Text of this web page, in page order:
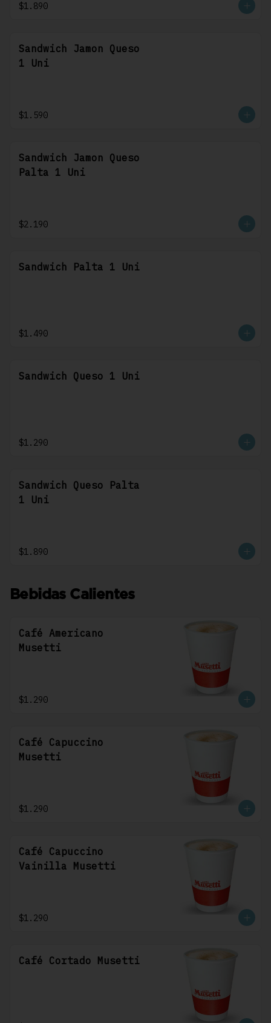
$1.890
Sandwich Jamon Queso
1 Uni
$1.590
Sandwich Jamon Queso
Palta 1 Uni
$2.190
Sandwich Palta 1 Uni
$1.490
Sandwich Queso 1 Uni
$1.290
Sandwich Queso Palta
1 Uni
$1.890
Bebidas Calientes
Café Americano
Musetti
$1.290
Café Capuccino
Musetti
$1.290
Café Capuccino
Vainilla Musetti
$1.290
Café Cortado Musetti